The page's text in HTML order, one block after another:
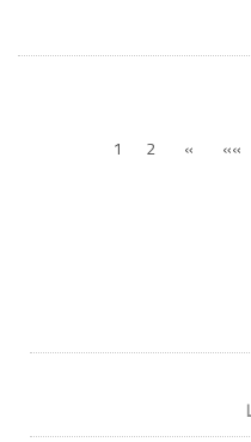
1
2 » »»